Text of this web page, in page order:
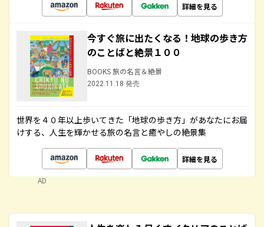
詳細を見る
今すぐ旅に出たくなる！地球の歩き方
のことばと絶景１００
BOOKS 旅の名言＆絶景
2022.11.18 発売
世界を４０年以上歩いてきた「地球の歩き方」があなたにお届
けする、人生を輝かせる旅の名言と癒やしの絶景集
詳細を見る
AD